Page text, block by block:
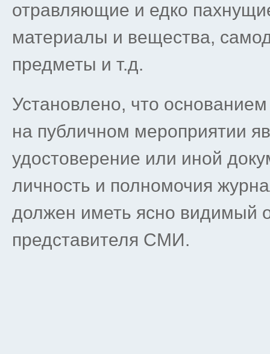
отравляющие и едко
материалы и вещества,
предметы и т.д.
Установлено, что
на публичном мероприятии
удостоверение или иной
личность и полномочия
должен иметь ясно видимый
представителя СМИ.